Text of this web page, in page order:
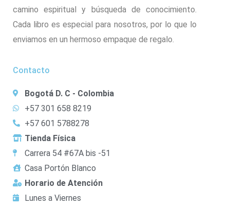
camino espiritual y búsqueda de conocimiento.
Cada libro es especial para nosotros, por lo que lo
enviamos en un hermoso empaque de regalo.
Contacto
Bogotá D. C - Colombia
+57 301 658 8219
+57 601 5788278
Tienda Física
Carrera 54 #67A bis -51
Casa Portón Blanco
Horario de Atención
Lunes a Viernes